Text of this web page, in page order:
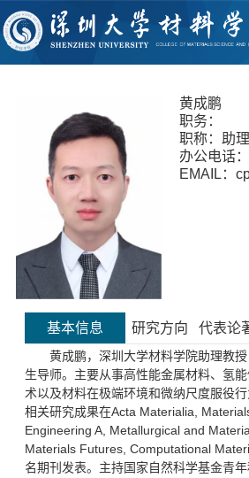
黄成鹏
职务：
职称：助
办公电话：
EMAIL：
基本信息 研究方向 代表论
黄成鹏，深圳大学材料学院助理教
生导师。主要从事高性能金属材料、氢
术以及材料在极端环境和微纳尺度服役行
相关研究成果在Acta Materialia,
Engineering A, Metallurgical and
Materials Futures, Computational
名期刊发表。主持国家自然科学基金青年